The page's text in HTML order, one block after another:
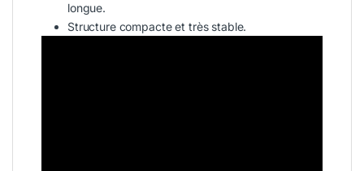
longue.
Structure compacte et très stable.